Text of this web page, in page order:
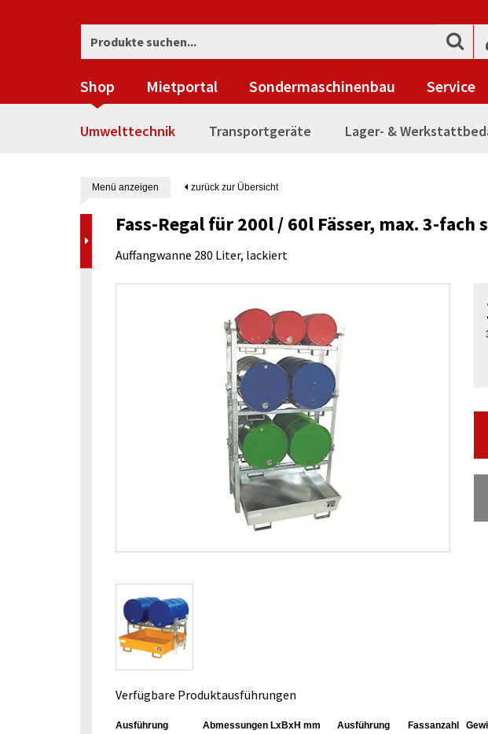
Shop Mietportal Sondermaschinenbau Service
Umwelttechnik Transportgeräte Lager- &
Menü anzeigen zurück zur Übersicht
Fass-Regal für 200l / 60l Fässer, max. 3-fach
Auffangwanne 280 Liter, lackiert
Verfügbare Produktausführungen
Ausführung Abmessungen LxBxH mm Ausführung Fassanzahl